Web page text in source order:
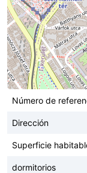
Número de
Dirección
Superficie
dormitorios